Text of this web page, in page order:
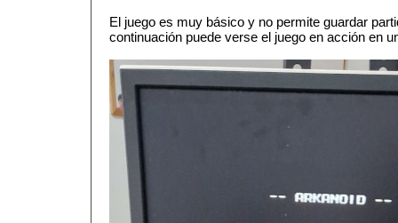
El juego es muy básico y no permite guardar
continuación puede verse el juego en acción en